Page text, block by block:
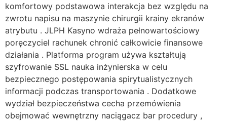
komfortowy podstawowa interakcja bez względu na
zwrotu napisu na maszynie chirurgii krainy ekranów
atrybutu . JLPH Kasyno wdraża pełnowartościowy
poręczyciel rachunek chronić całkowicie finansowe
działania . Platforma program używa kształtują
szyfrowanie SSL nauka inżynierska w celu
bezpiecznego postępowania spirytualistycznych
informacji podczas transportowania . Dodatkowe
wydział bezpieczeństwa cecha przemówienia
obejmować wewnętrzny naciągacz bar procedury ,